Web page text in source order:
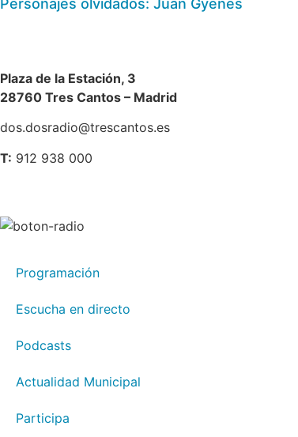
Personajes olvidados: Juan Gyenes
Plaza de la Estación, 3
28760 Tres Cantos – Madrid
dos.dosradio@trescantos.es
T: 912 938 000
Programación
Escucha en directo
Podcasts
Actualidad Municipal
Participa